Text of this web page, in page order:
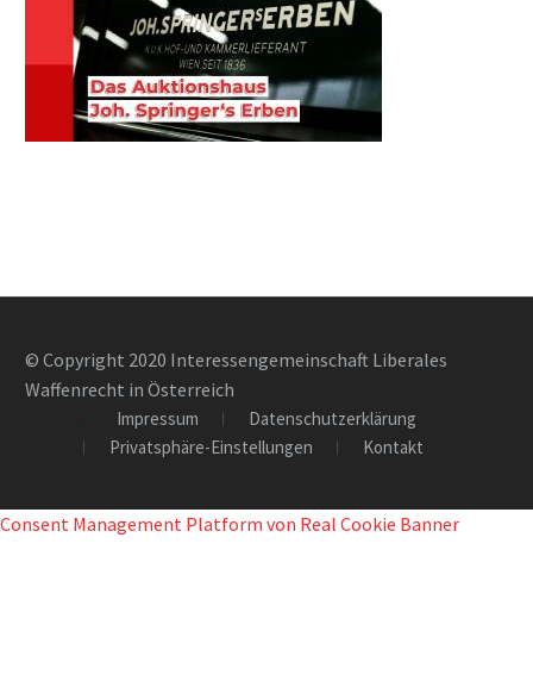
© Copyright 2020 Interessengemeinschaft Liberales
Waffenrecht in Österreich
Impressum
Datenschutzerklärung
Privatsphäre-Einstellungen
Kontakt
Consent Management Platform von Real Cookie Banner